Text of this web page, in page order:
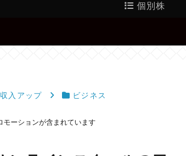
個別株
収入アップ ビジネス
モーションが含まれています